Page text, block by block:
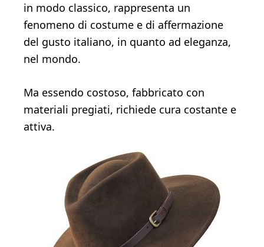
in modo classico, rappresenta un
fenomeno di costume e di affermazione
del gusto italiano, in quanto ad eleganza,
nel mondo.
Ma essendo costoso, fabbricato con
materiali pregiati, richiede cura costante e
attiva.